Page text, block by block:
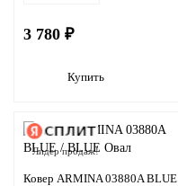
3 780 ₽
Купить
Лидер продаж!
Ковер ARMINA 03880A BLUE